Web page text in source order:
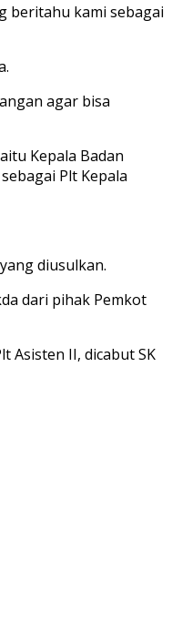
beritahu kami sebagai
agar bisa
Kepala Badan
Plt Kepala
diusulkan.
dari pihak Pemkot
Asisten II, dicabut SK